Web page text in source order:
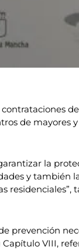
de mayores
la
y también
residenciales”,
prevención
VIII,